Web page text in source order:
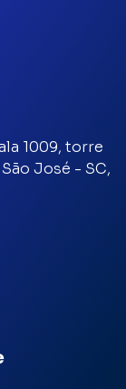
1009, torre
José - SC,